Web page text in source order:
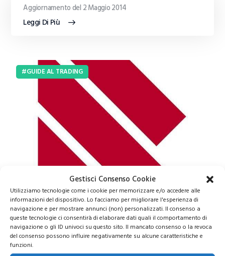
Gestisci Consenso Cookie
Utilizziamo tecnologie come i cookie per memorizzare e/o accedere alle
informazioni del dispositivo. Lo facciamo per migliorare l'esperienza di
navigazione e per mostrare annunci (non) personalizzati. Il consenso a
queste tecnologie ci consentirà di elaborare dati quali il comportamento di
navigazione o gli ID univoci su questo sito. Il mancato consenso o la revoca
del consenso possono influire negativamente su alcune caratteristiche e
funzioni.
Leggi Di Più
Aggiornamento del 2 Maggio 2014
GUIDE AL TRADING
Monete lire italiane rare e di